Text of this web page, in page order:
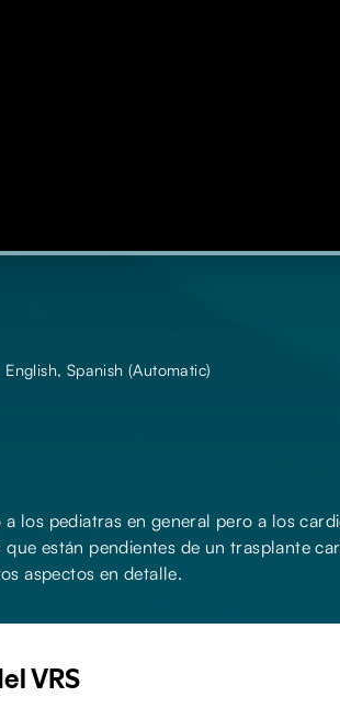
English, Spanish (Automatic)
los pediatras en general pero a los
están pendientes de un trasplante
aspectos en detalle.